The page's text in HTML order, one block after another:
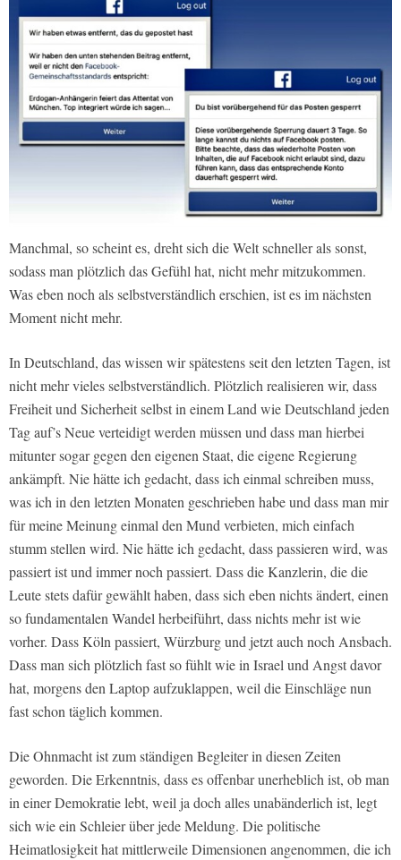
Manchmal, so scheint es, dreht sich die Welt schneller als sonst,
sodass man plötzlich das Gefühl hat, nicht mehr mitzukommen.
Was eben noch als selbstverständlich erschien, ist es im nächsten
Moment nicht mehr.
In Deutschland, das wissen wir spätestens seit den letzten Tagen, ist
nicht mehr vieles selbstverständlich. Plötzlich realisieren wir, dass
Freiheit und Sicherheit selbst in einem Land wie Deutschland jeden
Tag auf’s Neue verteidigt werden müssen und dass man hierbei
mitunter sogar gegen den eigenen Staat, die eigene Regierung
ankämpft. Nie hätte ich gedacht, dass ich einmal schreiben muss,
was ich in den letzten Monaten geschrieben habe und dass man mir
für meine Meinung einmal den Mund verbieten, mich einfach
stumm stellen wird. Nie hätte ich gedacht, dass passieren wird, was
passiert ist und immer noch passiert. Dass die Kanzlerin, die die
Leute stets dafür gewählt haben, dass sich eben nichts ändert, einen
so fundamentalen Wandel herbeiführt, dass nichts mehr ist wie
vorher. Dass Köln passiert, Würzburg und jetzt auch noch Ansbach.
Dass man sich plötzlich fast so fühlt wie in Israel und Angst davor
hat, morgens den Laptop aufzuklappen, weil die Einschläge nun
fast schon täglich kommen.
Die Ohnmacht ist zum ständigen Begleiter in diesen Zeiten
geworden. Die Erkenntnis, dass es offenbar unerheblich ist, ob man
in einer Demokratie lebt, weil ja doch alles unabänderlich ist, legt
sich wie ein Schleier über jede Meldung. Die politische
Heimatlosigkeit hat mittlerweile Dimensionen angenommen, die ich